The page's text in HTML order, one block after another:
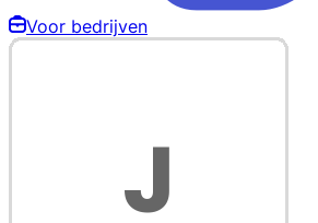
Voor bedrijven